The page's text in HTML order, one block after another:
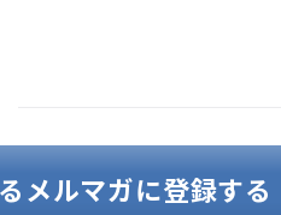
メルマガに登録する